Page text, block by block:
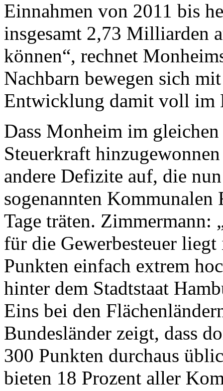
Einnahmen von 2011 bis
insgesamt 2,73 Milliarden
können“, rechnet
Nachbarn bewegen sich
Entwicklung damit voll im
Dass Monheim im
Steuerkraft
andere Defizite auf, die
sogenannten
Tage träten. Zimmermann:
für die Gewerbesteuer
Punkten einfach extrem
hinter dem Stadtstaat
Eins bei den
Bundesländer zeigt, dass
300 Punkten durchaus
bieten 18 Prozent aller